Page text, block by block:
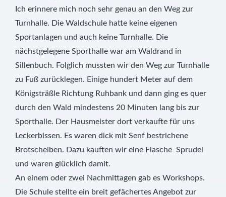
Ich erinnere mich noch sehr genau an den Weg zur
Turnhalle. Die Waldschule hatte keine eigenen
Sportanlagen und auch keine Turnhalle. Die
nächstgelegene Sporthalle war am Waldrand in
Sillenbuch. Folglich mussten wir den Weg zur Turnhalle
zu Fuß zurücklegen. Einige hundert Meter auf dem
Königsträßle Richtung Ruhbank und dann ging es quer
durch den Wald mindestens 20 Minuten lang bis zur
Sporthalle. Der Hausmeister dort verkaufte für uns
Leckerbissen. Es waren dick mit Senf bestrichene
Brotscheiben. Dazu kauften wir eine Flasche Sprudel
und waren glücklich damit.
An einem oder zwei Nachmittagen gab es Workshops.
Die Schule stellte ein breit gefächertes Angebot zur